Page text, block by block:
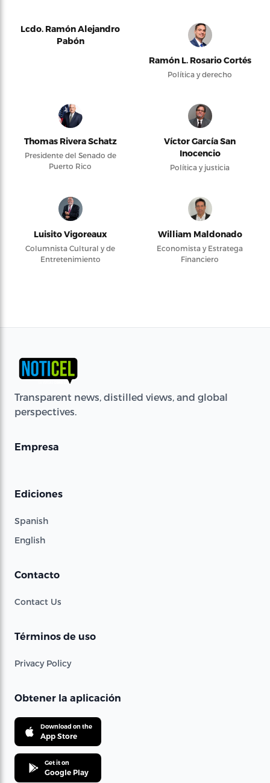
Lcdo. Ramón Alejandro
Pabón
Ramón L. Rosario Cortés
Política y derecho
Thomas Rivera Schatz
Presidente del Senado de
Puerto Rico
Víctor García San
Inocencio
Política y justicia
Luisito Vigoreaux
Columnista Cultural y de
Entretenimiento
William Maldonado
Economista y Estratega
Financiero
Transparent news, distilled views, and global
perspectives.
Empresa
Ediciones
Spanish
English
Contacto
Contact Us
Términos de uso
Privacy Policy
Obtener la aplicación
Download on the
App Store
Get it on
Google Play